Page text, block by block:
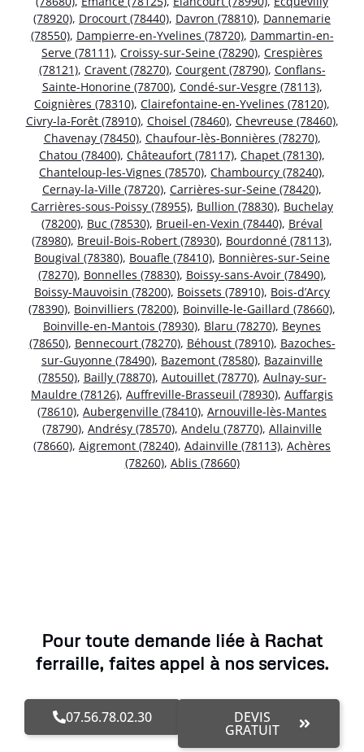
(78920), Drocourt (78440), Davron (78810), Dannemarie
(78550), Dampierre-en-Yvelines (78720), Dammartin-en-
Serve (78111), Croissy-sur-Seine (78290), Crespières
(78121), Cravent (78270), Courgent (78790), Conflans-
Sainte-Honorine (78700), Condé-sur-Vesgre (78113),
Coignières (78310), Clairefontaine-en-Yvelines (78120),
Civry-la-Forêt (78910), Choisel (78460), Chevreuse (78460),
Chavenay (78450), Chaufour-lès-Bonnières (78270),
Chatou (78400), Châteaufort (78117), Chapet (78130),
Chanteloup-les-Vignes (78570), Chambourcy (78240),
Cernay-la-Ville (78720), Carrières-sur-Seine (78420),
Carrières-sous-Poissy (78955), Bullion (78830), Buchelay
(78200), Buc (78530), Brueil-en-Vexin (78440), Bréval
(78980), Breuil-Bois-Robert (78930), Bourdonné (78113),
Bougival (78380), Bouafle (78410), Bonnières-sur-Seine
(78270), Bonnelles (78830), Boissy-sans-Avoir (78490),
Boissy-Mauvoisin (78200), Boissets (78910), Bois-d’Arcy
(78390), Boinvilliers (78200), Boinville-le-Gaillard (78660),
Boinville-en-Mantois (78930), Blaru (78270), Beynes
(78650), Bennecourt (78270), Béhoust (78910), Bazoches-
sur-Guyonne (78490), Bazemont (78580), Bazainville
(78550), Bailly (78870), Autouillet (78770), Aulnay-sur-
Mauldre (78126), Auffreville-Brasseuil (78930), Auffargis
(78610), Aubergenville (78410), Arnouville-lès-Mantes
(78790), Andrésy (78570), Andelu (78770), Allainville
(78660), Aigremont (78240), Adainville (78113), Achères
(78260), Ablis (78660)
Pour toute demande liée à Rachat
ferraille, faites appel à nos services.
07.56.78.02.30 DEVIS
GRATUIT